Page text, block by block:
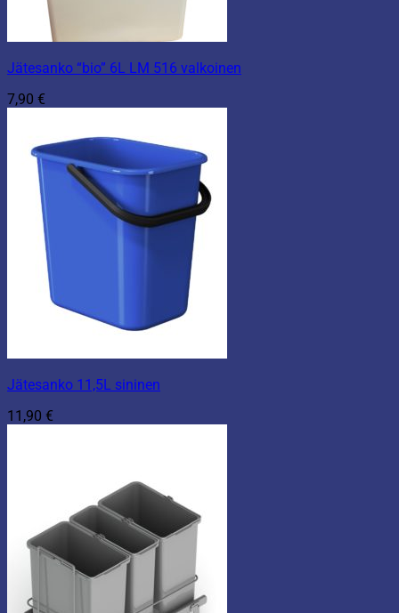
Jätesanko “bio” 6L LM 516 valkoinen
7,90 €
Jätesanko 11,5L sininen
11,90 €